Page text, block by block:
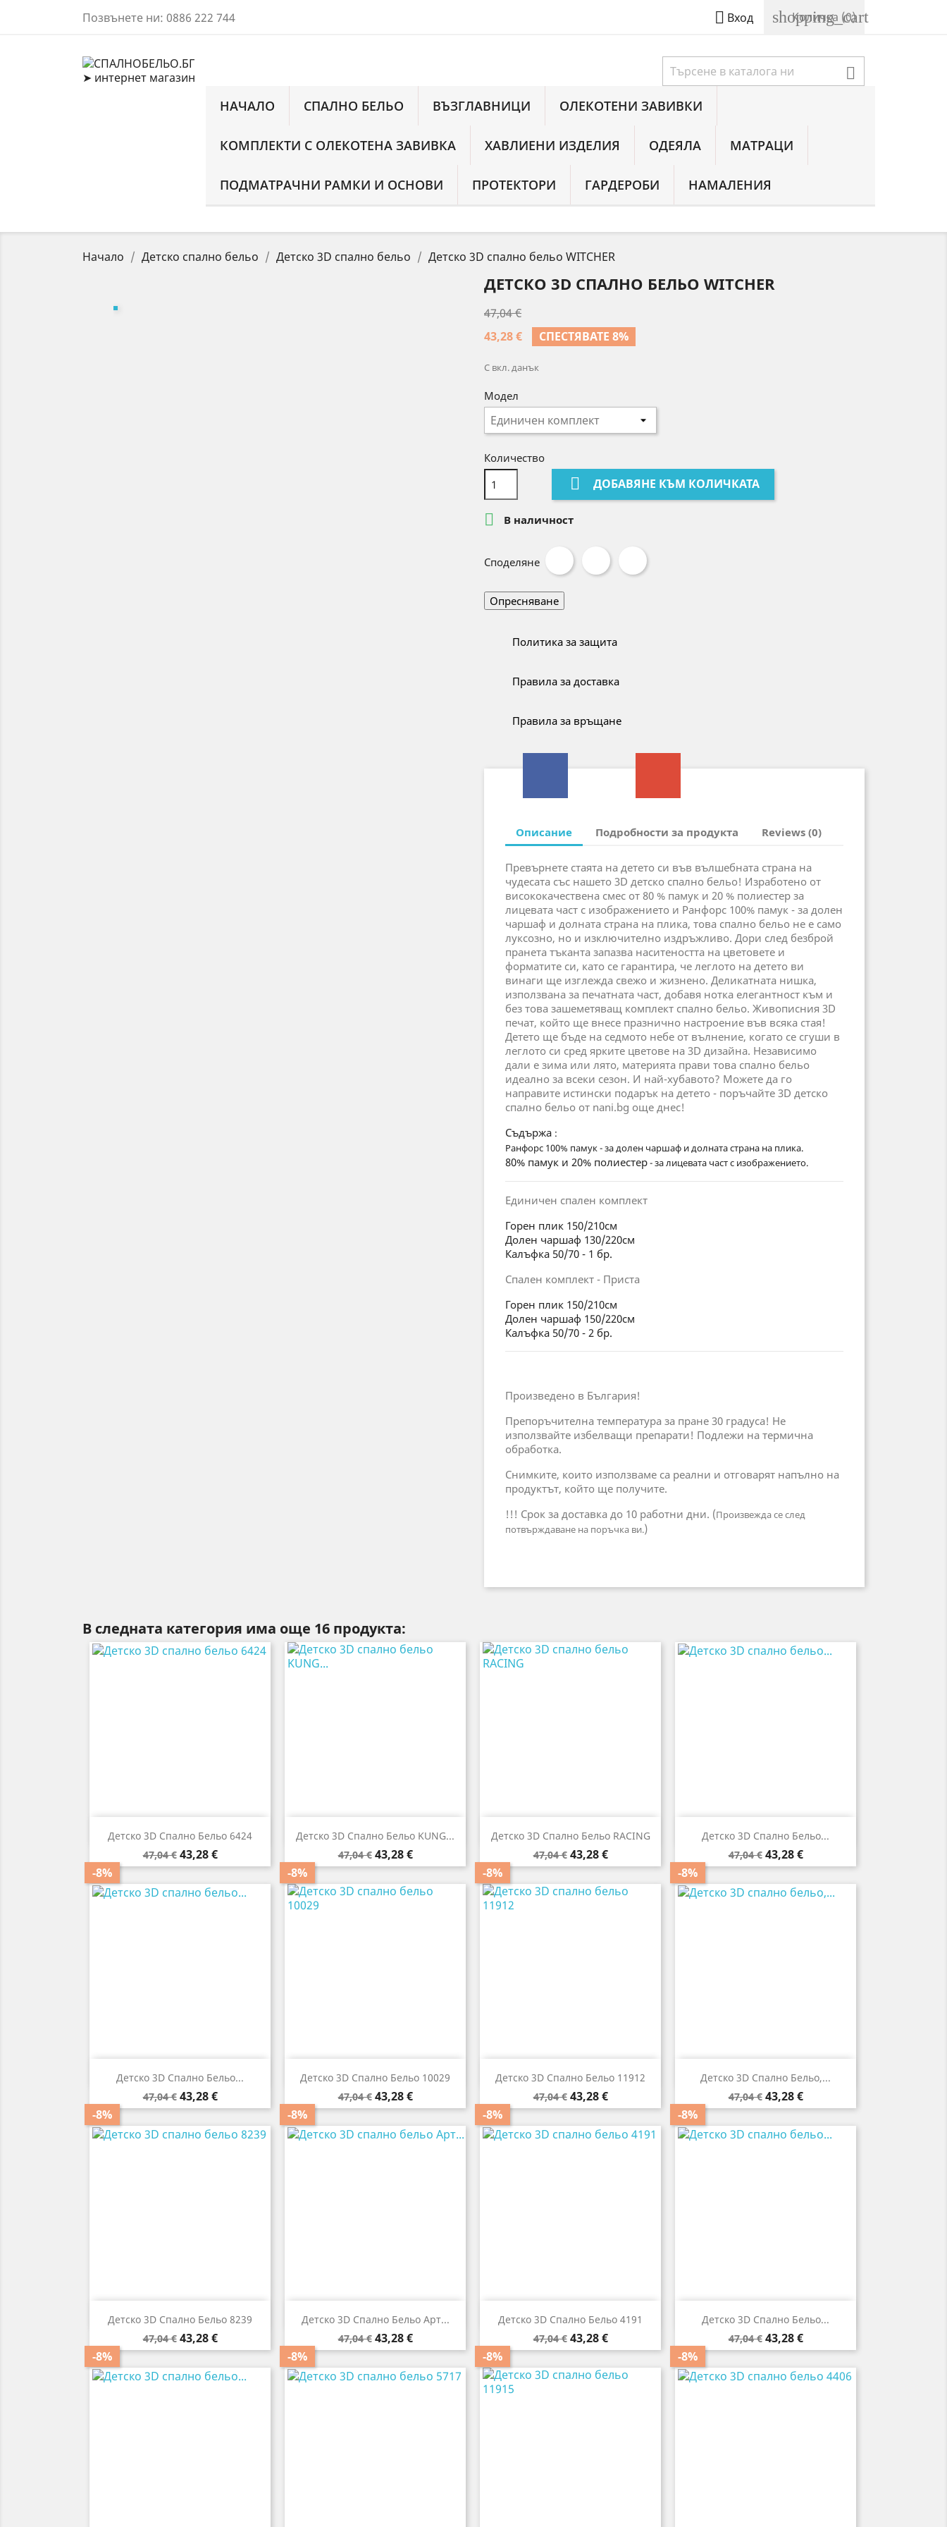
Позвънете ни: 0886 222 744  Вход shopping_cart
Количка (0)

НАЧАЛО СПАЛНО БЕЛЬО ВЪЗГЛАВНИЦИ ОЛЕКОТЕНИ ЗАВИВКИ
КОМПЛЕКТИ С ОЛЕКОТЕНА ЗАВИВКА ХАВЛИЕНИ ИЗДЕЛИЯ ОДЕЯЛА МАТРАЦИ
ПОДМАТРАЧНИ РАМКИ И ОСНОВИ ПРОТЕКТОРИ ГАРДЕРОБИ НАМАЛЕНИЯ
Начало Детско спално бельо Детско 3D спално бельо Детско 3D спално бельо WITCHER
ДЕТСКО 3D СПАЛНО БЕЛЬО WITCHER
47,04 €
43,28 €
СПЕСТЯВАТЕ 8%
С вкл. данък
Модел
Количество
 ДОБАВЯНЕ КЪМ КОЛИЧКАТА
 В наличност
Споделяне
Политика за защита
Правила за доставка
Правила за връщане
Описание Подробности за продукта Reviews (0)
Превърнете стаята на детето си във вълшебната страна на
чудесата със нашето 3D детско спално бельо! Изработено от
висококачествена смес от 80 % памук и 20 % полиестер за
лицевата част с изображението и Ранфорс 100% памук - за долен
чаршаф и долната страна на плика, това спално бельо не е само
луксозно, но и изключително издръжливо. Дори след безброй
пранета тъканта запазва наситеността на цветовете и
форматите си, като се гарантира, че леглото на детето ви
винаги ще изглежда свежо и жизнено. Деликатната нишка,
използвана за печатната част, добавя нотка елегантност към и
без това зашеметяващ комплект спално бельо. Живописния 3D
печат, който ще внесе празнично настроение във всяка стая!
Детето ще бъде на седмото небе от вълнение, когато се сгуши в
леглото си сред ярките цветове на 3D дизайна. Независимо
дали е зима или лято, материята прави това спално бельо
идеално за всеки сезон. И най-хубавото? Можете да го
направите истински подарък на детето - поръчайте 3D детско
спално бельо от nani.bg още днес!
Съдържа :
Ранфорс 100% памук - за долен чаршаф и долната страна на плика.
80% памук и 20% полиестер- за лицевата част с изображението.
Единичен спален комплект
Горен плик 150/210см
Долен чаршаф 130/220см
Калъфка 50/70 - 1 бр.
Спален комплект - Приста
Горен плик 150/210см
Долен чаршаф 150/220см
Калъфка 50/70 - 2 бр.
Произведено в България!
Препоръчителна температура за пране 30 градуса! Не
използвайте избелващи препарати! Подлежи на термична
обработка.
Снимките, които използваме са реални и отговарят напълно на
продуктът, който ще получите.
!!! Срок за доставка до 10 работни дни. (Произвежда се след
потвърждаване на поръчка ви.)
В следната категория има още 16 продукта:
Детско 3D Спално Бельо 6424
Редовна
цена
47,04 €
-8%
Цена
43,28 €
 Бърз преглед Детско 3D Спално Бельо KUNG...
Редовна
цена
47,04 €
-8%
Цена
43,28 €
 Бърз преглед Детско 3D Спално Бельо RACING
Редовна
цена
47,04 €
-8%
Цена
43,28 €
 Бърз преглед Детско 3D Спално Бельо...
Редовна
цена
47,04 €
-8%
Цена
43,28 €
 Бърз преглед
Детско 3D Спално Бельо...
Редовна
цена
47,04 €
-8%
Цена
43,28 €
 Бърз преглед Детско 3D Спално Бельо 10029
Редовна
цена
47,04 €
-8%
Цена
43,28 €
 Бърз преглед Детско 3D Спално Бельо 11912
Редовна
цена
47,04 €
-8%
Цена
43,28 €
 Бърз преглед Детско 3D Спално Бельо,...
Редовна
цена
47,04 €
-8%
Цена
43,28 €
 Бърз преглед
Детско 3D Спално Бельо 8239
Редовна
цена
47,04 €
-8%
Цена
43,28 €
 Бърз преглед Детско 3D Спално Бельо Арт...
Редовна
цена
47,04 €
-8%
Цена
43,28 €
 Бърз преглед Детско 3D Спално Бельо 4191
Редовна
цена
47,04 €
-8%
Цена
43,28 €
 Бърз преглед Детско 3D Спално Бельо...
Редовна
цена
47,04 €
-8%
Цена
43,28 €
 Бърз преглед